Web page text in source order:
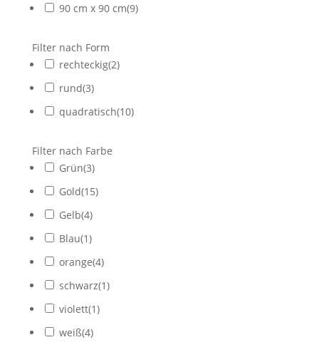
90 cm x 90 cm(9)
Filter nach Form
rechteckig(2)
rund(3)
quadratisch(10)
Filter nach Farbe
Grün(3)
Gold(15)
Gelb(4)
Blau(1)
orange(4)
schwarz(1)
violett(1)
weiß(4)